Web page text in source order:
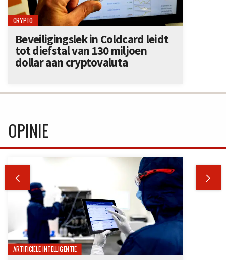
CRYPTO
Beveiligingslek in Coldcard leidt
tot diefstal van 130 miljoen
dollar aan cryptovaluta
OPINIE
 
ARTIFICIËLE INTELLIGENTIE